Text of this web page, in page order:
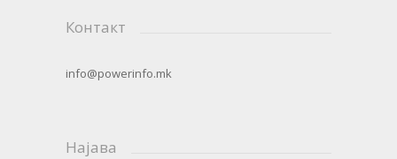
Контакт
info@powerinfo.mk
Најава